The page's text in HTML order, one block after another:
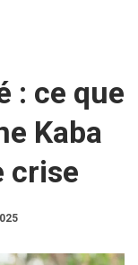
: ce que
Kaba
crise